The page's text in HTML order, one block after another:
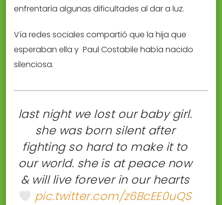
enfrentaría algunas dificultades al dar a luz.
Vía redes sociales compartió que la hija que
esperaban ella y Paul Costabile había nacido
silenciosa.
last night we lost our baby girl.
she was born silent after
fighting so hard to make it to
our world. she is at peace now
& will live forever in our hearts
pic.twitter.com/z6BcEE0uQS